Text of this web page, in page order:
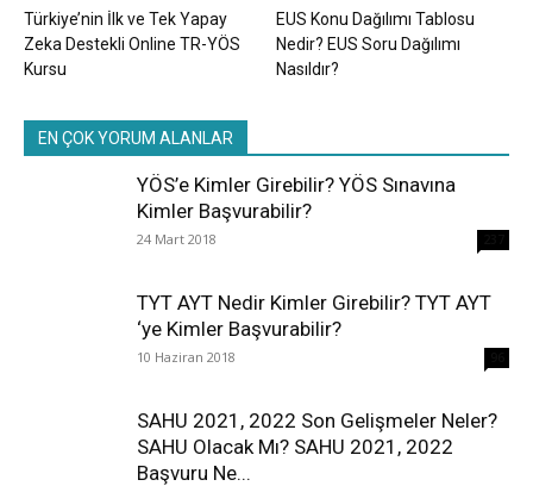
Türkiye’nin İlk ve Tek Yapay
Zeka Destekli Online TR-YÖS
Kursu
EUS Konu Dağılımı Tablosu
Nedir? EUS Soru Dağılımı
Nasıldır?
EN ÇOK YORUM ALANLAR
YÖS’e Kimler Girebilir? YÖS Sınavına
Kimler Başvurabilir?
24 Mart 2018
TYT AYT Nedir Kimler Girebilir? TYT AYT
‘ye Kimler Başvurabilir?
10 Haziran 2018
SAHU 2021, 2022 Son Gelişmeler Neler?
SAHU Olacak Mı? SAHU 2021, 2022
Başvuru Ne...